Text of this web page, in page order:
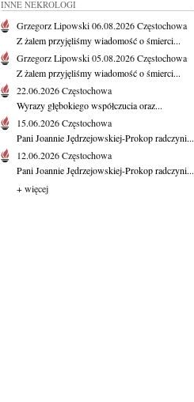
INNE NEKROLOGI
Grzegorz Lipowski06.08.2026Częstochowa
Z żalem przyjęliśmy wiadomość o śmierci...
Grzegorz Lipowski05.08.2026Częstochowa
Z żalem przyjęliśmy wiadomość o śmierci...
22.06.2026Częstochowa
Wyrazy głębokiego współczucia oraz...
15.06.2026Częstochowa
Pani Joannie Jędrzejowskiej-Prokop radczyni...
12.06.2026Częstochowa
Pani Joannie Jędrzejowskiej-Prokop radczyni...
+ więcej